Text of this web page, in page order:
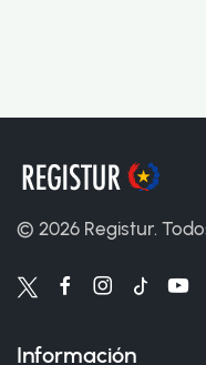
© 2026 Registur.
Información